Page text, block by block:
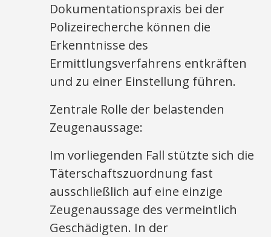
Dokumentationspraxis bei der
Polizeirecherche können die
Erkenntnisse des
Ermittlungsverfahrens entkräften
und zu einer Einstellung führen.​
Zentrale Rolle der belastenden
Zeugenaussage:
Im vorliegenden Fall stützte sich die
Täterschaftszuordnung fast
ausschließlich auf eine einzige
Zeugenaussage des vermeintlich
Geschädigten. In der